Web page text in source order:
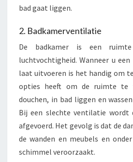
bad gaat liggen.
2. Badkamerventilatie
De badkamer is een
luchtvochtigheid. Wanneer u
laat uitvoeren is het handig om
opties heeft om de ruimte te
douchen, in bad liggen en
Bij een slechte ventilatie wordt
afgevoerd. Het gevolg is dat de
de wanden en meubels en
schimmel veroorzaakt.